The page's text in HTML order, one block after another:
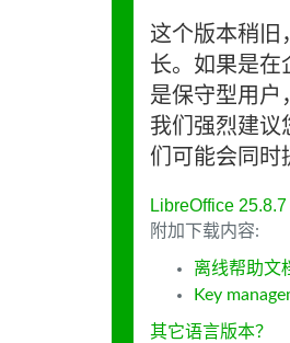
这个版本稍旧
长。如果是在
是保守型用户
我们强烈建议
们可能会同时
LibreOffice
附加下载内容:
离线帮助文
Key
其它语言版本？